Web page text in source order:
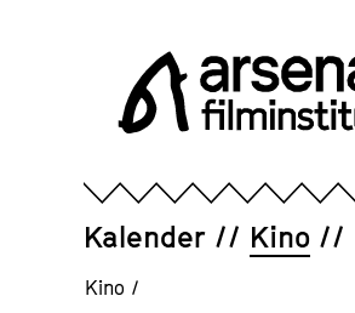
Filminstitut
Kalender Kino
Kino /